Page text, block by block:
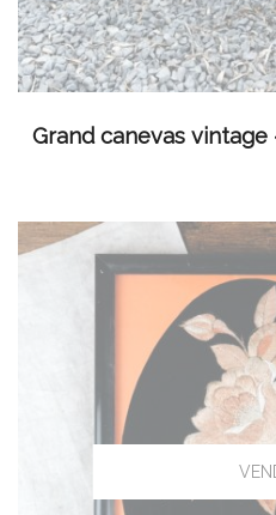
LIRE
Grand canevas